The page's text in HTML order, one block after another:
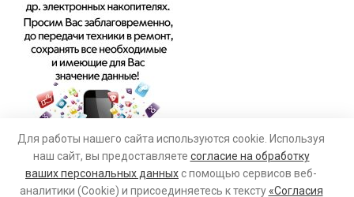
Для работы нашего сайта используются cookie. Используя
наш сайт, вы предоставляете согласие на обработку
ваших персональных данныхс помощью сервисов веб-
аналитики (Cookie) и присоединяетесь к тексту«Согласия